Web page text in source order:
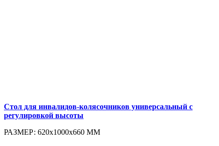
Стол для инвалидов-колясочников универсальный с
регулировкой высоты
РАЗМЕР: 620x1000x660 ММ